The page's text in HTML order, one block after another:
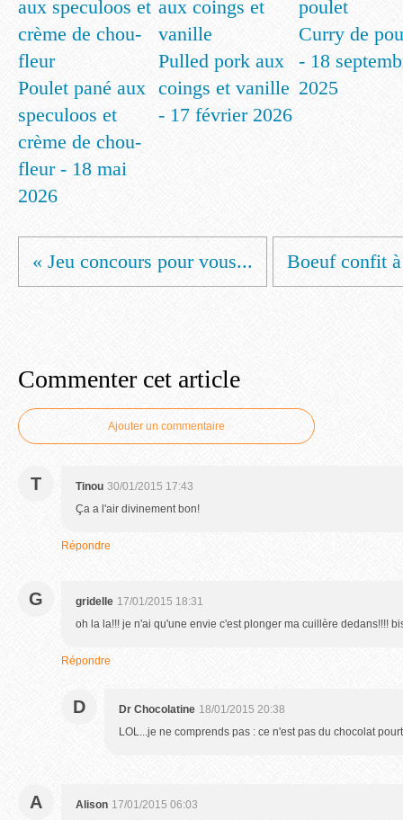
Poulet pané aux
speculoos et
crème de chou-
fleur - 18 mai
2026
Pulled pork aux
coings et vanille
- 17 février 2026
Curry de
- 18
2025
« Jeu concours pour vous... Boeuf confit
Commenter cet article
Ajouter un commentaire
T Tinou 30/01/2015 17:43
Ça a l'air divinement bon!
Répondre
G gridelle 17/01/2015 18:31
oh la la!!! je n'ai qu'une envie c'est plonger ma cuillère dedans!!!!
Répondre
D Dr Chocolatine 18/01/2015 20:38
LOL...je ne comprends pas : ce n'est pas du chocolat
A Alison 17/01/2015 06:03